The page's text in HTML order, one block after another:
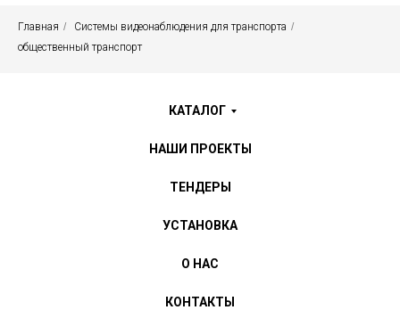
Главная / Системы видеонаблюдения для транспорта /
общественный транспорт
КАТАЛОГ
НАШИ ПРОЕКТЫ
ТЕНДЕРЫ
УСТАНОВКА
О НАС
КОНТАКТЫ